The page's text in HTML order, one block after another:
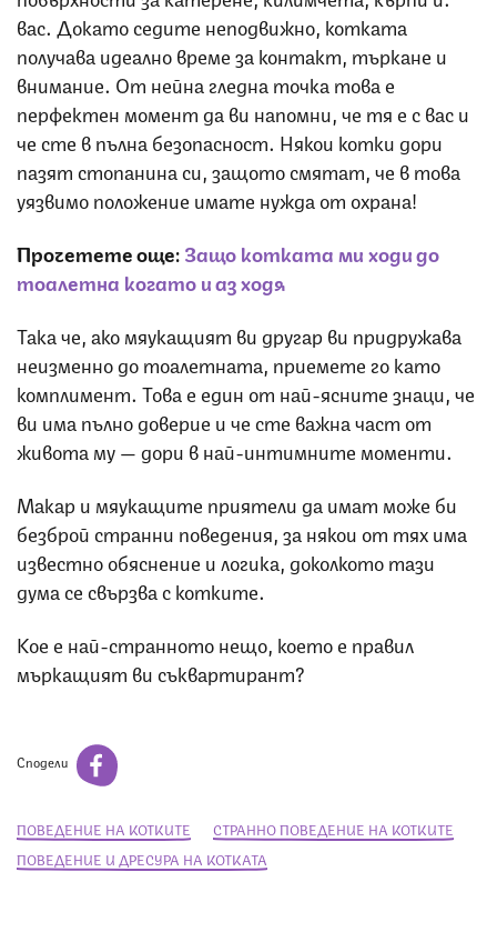
вас. Докато седите неподвижно, котката
получава идеално време за контакт, търкане и
внимание. От нейна гледна точка това е
перфектен момент да ви напомни, че тя е с вас и
че сте в пълна безопасност. Някои котки дори
пазят стопанина си, защото смятат, че в това
уязвимо положение имате нужда от охрана!
Прочетете още:Защо котката ми ходи до
тоалетна когато и аз ходя
Така че, ако мяукащият ви другар ви придружава
неизменно до тоалетната, приемете го като
комплимент. Това е един от най-ясните знаци, че
ви има пълно доверие и че сте важна част от
живота му — дори в най-интимните моменти.
Макар и мяукащите приятели да имат може би
безброй странни поведения, за някои от тях има
известно обяснение и логика, доколкото тази
дума се свързва с котките.
Кое е най-странното нещо, което е правил
мъркащият ви съквартирант?
Сподели
ПОВЕДЕНИЕ НА КОТКИТЕ
СТРАННО ПОВЕДЕНИЕ НА КОТКИТЕ
ПОВЕДЕНИЕ И ДРЕСУРА НА КОТКАТА